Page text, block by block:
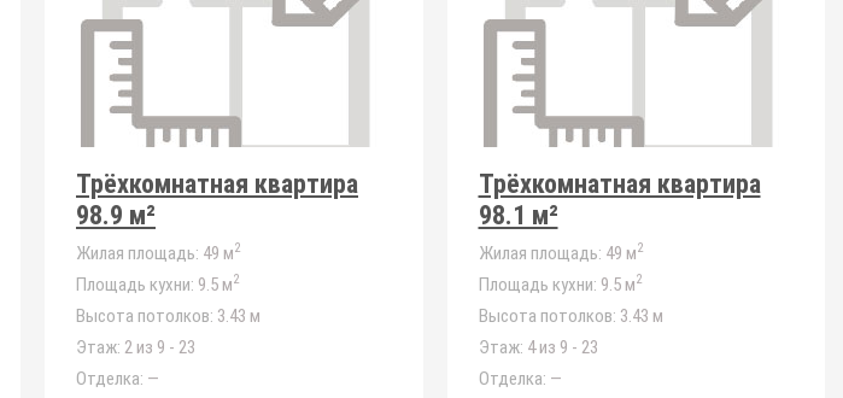
Трёхкомнатная квартира
98.9 м²
Жилая площадь: 49 м2
Площадь кухни: 9.5 м2
Высота потолков: 3.43 м
Этаж: 2 из 9 - 23
Отделка: —
Трёхкомнатная квартира
98.1 м²
Жилая площадь: 49 м2
Площадь кухни: 9.5 м2
Высота потолков: 3.43 м
Этаж: 4 из 9 - 23
Отделка: —